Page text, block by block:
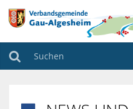
AKTUELLES